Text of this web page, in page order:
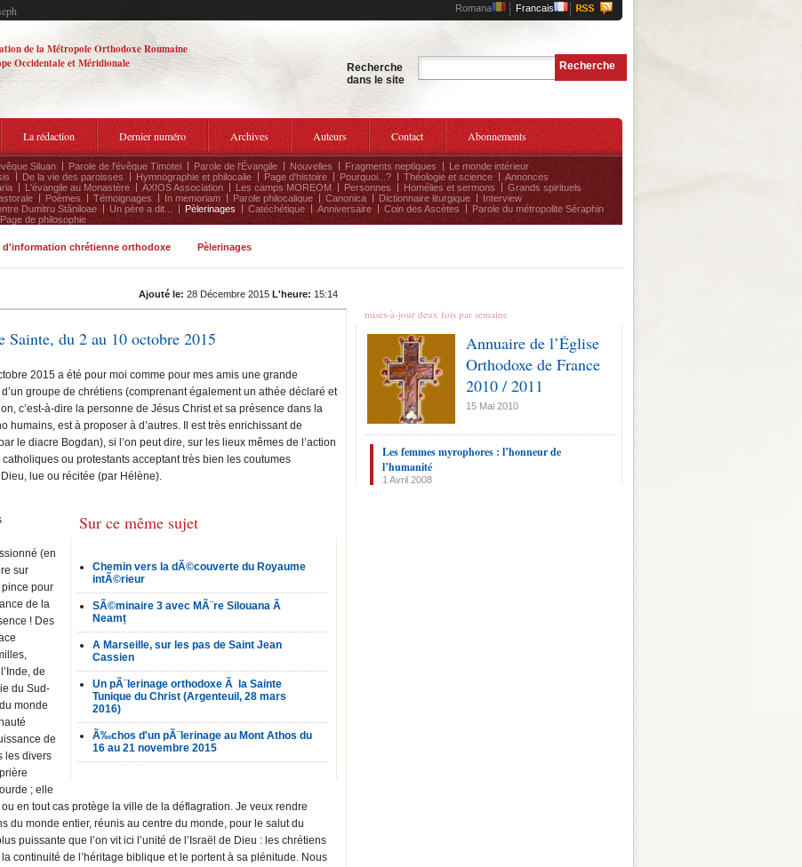
Romana Francais
de la Métropole Orthodoxe Roumaine
Occidentale et Méridionale
Recherche
dans le site
Recherche
La rédaction Dernier numéro Archives Auteurs Contact Abonnements
Siluan Parole de l'évêque Timotei Parole de l'Évangile Nouvelles Fragments neptiques
Le monde intérieur
De la vie des paroisses Hymnographie et philocalie Page d'histoire Pourquoi...? Théologie et science
Annonces
L'évangile au Monastère AXIOS Association Les camps MOREOM Personnes Homélies et sermons
Grands spirituels
Poèmes Témoignages In memoriam Parole philocalique Canonica Dictionnaire liturgique
Interview
Dumitru Stăniloae Un père a dit... Pèlerinages Catéchétique Anniversaire Coin des Ascètes
Parole du métropolite Séraphin
Page de philosophie
chrétienne orthodoxe Pèlerinages
Ajouté le: 28 Décembre 2015 L'heure: 15:14
Sainte, du 2 au 10 octobre 2015
2015 a été pour moi comme pour mes amis une grande
groupe de chrétiens (comprenant également un athée déclaré et
c’est-à-dire la personne de Jésus Christ et sa présence dans la
humains, est à proposer à d’autres. Il est très enrichissant de
le diacre Bogdan), si l’on peut dire, sur les lieux mêmes de l’action
ou protestants acceptant très bien les coutumes
lue ou récitée (par Hélène).
Sur ce même sujet
Chemin vers la dÃ©couverte du Royaume
intÃ©rieur
SÃ©minaire 3 avec MÃ¨re Silouana Ã
Neamț
A Marseille, sur les pas de Saint Jean
Cassien
Un pÃ¨lerinage orthodoxe Ã la Sainte
Tunique du Christ (Argenteuil, 28 mars
2016)
Ã‰chos d'un pÃ¨lerinage au Mont Athos du
16 au 21 novembre 2015
(en
sur
pince pour
de la
! Des
de
du Sud-
monde
de
les divers
; elle
en tout cas protège la ville de la déflagration. Je veux rendre
du monde entier, réunis au centre du monde, pour le salut du
puissante que l’on vit ici l’unité de l’Israël de Dieu : les chrétiens
continuité de l’héritage biblique et le portent à sa plénitude. Nous
mises-à-jour deux fois par semaine
Annuaire de l’Église
Orthodoxe de France
2010 / 2011
15 Mai 2010
Les femmes myrophores : l’honneur de
l’humanité
1 Avril 2008